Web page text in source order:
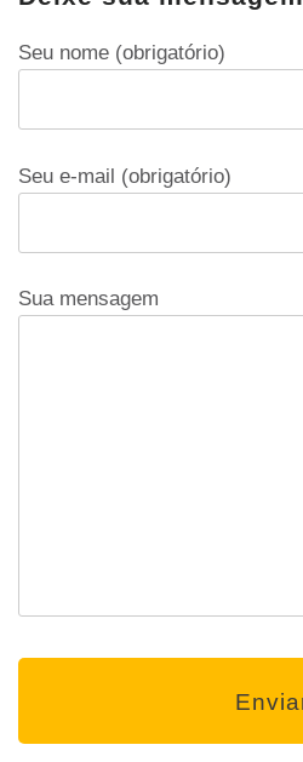
Seu nome (obrigatório)
Seu e-mail (obrigatório)
Sua mensagem